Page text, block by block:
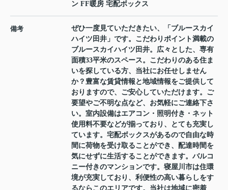
ン FF暖房 宅配ボックス
備考
ぜひ一度見ていただきたい、「ブルースカイ
ハイツ田井」です。こだわりポイント満載の
ブルースカイハイツ田井。広々とした、専有
面積33平米のスペース。こだわりのある住ま
いを探している方、当社にお任せしません
か？豊富な賃貸情報と地域情報をご提供して
おりますので、ご安心していただけます。ご
要望やご不明な点など、お気軽にご連絡下さ
い。室内設備はエアコン・照明付き・ネット
使用料不要などが揃っており、とても充実し
ています。宅配ボックスがあるので自由な時
間に荷物を受け取ることができ、配達時間を
気にせずに生活することができます。バルコ
ニー付きのマンションです。寝屋川市は住環
境が充実しており、利便性の高い暮らしをす
るならこのエリアです。当社は地域に密着